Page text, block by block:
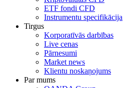
ETF fondi CFD
Instrumentu specifikācija
Tirgus
Korporatīvās darbības
Live cenas
Pārnesumi
Market news
Klientu noskaņojums
Par mums